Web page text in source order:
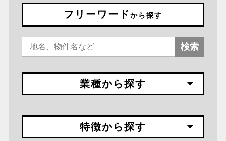
フリーワードから探す
検索
業種から探す
特徴から探す